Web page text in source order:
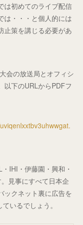
は初めてのライブ配信
は・・・と個人的には
止策を講じる必要があ
会の放送局とオフィシ
以下のURLからPDFフ
IHI・伊藤園・興和・
見事にすべて日本企
ックネット裏に広告を
いるでしょう。